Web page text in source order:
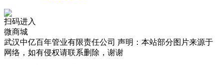
扫码进入
微商城
武汉中亿百年管业有限责任公司 声明：本站部分图片来源于
网络，如有侵权请联系删除，谢谢